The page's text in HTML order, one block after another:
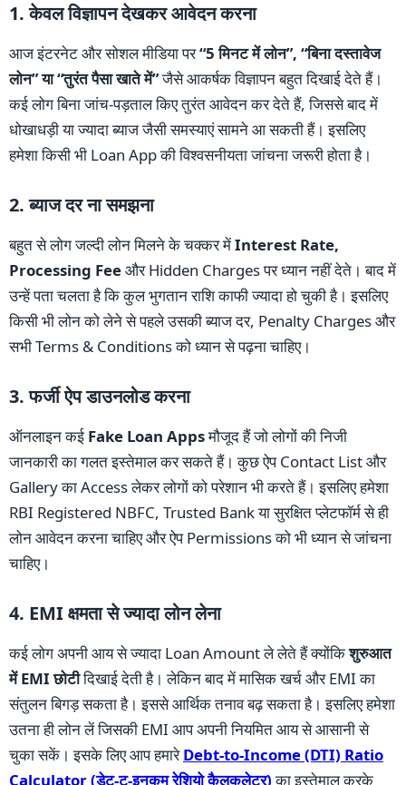
1. केवल विज्ञापन देखकर आवेदन करना
आज इंटरनेट और सोशल मीडिया पर“5 मिनट में लोन”, “बिना दस्तावेज
लोन” या “तुरंत पैसा खाते में”जैसे आकर्षक विज्ञापन बहुत दिखाई देते हैं।
कई लोग बिना जांच-पड़ताल किए तुरंत आवेदन कर देते हैं, जिससे बाद में
धोखाधड़ी या ज्यादा ब्याज जैसी समस्याएं सामने आ सकती हैं। इसलिए
हमेशा किसी भी Loan App की विश्वसनीयता जांचना जरूरी होता है।
2. ब्याज दर ना समझना
बहुत से लोग जल्दी लोन मिलने के चक्कर मेंInterest Rate,
Processing Feeऔर Hidden Charges पर ध्यान नहीं देते। बाद में
उन्हें पता चलता है कि कुल भुगतान राशि काफी ज्यादा हो चुकी है। इसलिए
किसी भी लोन को लेने से पहले उसकी ब्याज दर, Penalty Charges और
सभी Terms & Conditions को ध्यान से पढ़ना चाहिए।
3. फर्जी ऐप डाउनलोड करना
ऑनलाइन कई Fake Loan Appsमौजूद हैं जो लोगों की निजी
जानकारी का गलत इस्तेमाल कर सकते हैं। कुछ ऐप Contact List और
Gallery का Access लेकर लोगों को परेशान भी करते हैं। इसलिए हमेशा
RBI Registered NBFC, Trusted Bank या सुरक्षित प्लेटफॉर्म से ही
लोन आवेदन करना चाहिए और ऐप Permissions को भी ध्यान से जांचना
चाहिए।
4. EMI क्षमता से ज्यादा लोन लेना
कई लोग अपनी आय से ज्यादा Loan Amount ले लेते हैं क्योंकिशुरुआत
में EMI छोटीदिखाई देती है। लेकिन बाद में मासिक खर्च और EMI का
संतुलन बिगड़ सकता है। इससे आर्थिक तनाव बढ़ सकता है। इसलिए हमेशा
उतना ही लोन लें जिसकी EMI आप अपनी नियमित आय से आसानी से
चुका सकें। इसके लिए आप हमारेDebt-to-Income (DTI) Ratio
Calculator (डेट-टू-इनकम रेशियो कैलकुलेटर)का इस्तेमाल करके